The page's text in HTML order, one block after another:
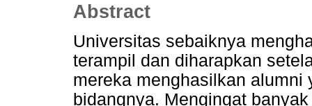
Abstract
Universitas sebaiknya
terampil dan diharapkan
mereka menghasilkan alumni
bidangnya. Mengingat